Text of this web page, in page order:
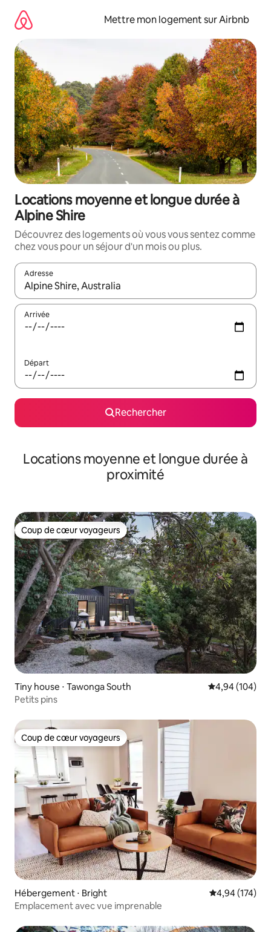
directement
contenu
Mettre mon logement sur Airbnb
Locations moyenne et longue durée à
Alpine Shire
Découvrez des logements où vous vous sentez comme
chez vous pour un séjour d'un mois ou plus.
Adresse
Lorsque les résultats s'affichent, utilisez les flèches vers le
Arrivée
Départ
Rechercher
Locations moyenne et longue durée à
proximité
Coup de cœur voyageurs
Coup de cœur voyageurs
Tiny house ⋅ Tawonga South Évaluation
4,94 (104)
Petits pins
Coup de cœur voyageurs
Coup de cœur voyageurs
Hébergement ⋅ Bright Évaluation
4,94 (174)
Emplacement avec vue imprenable